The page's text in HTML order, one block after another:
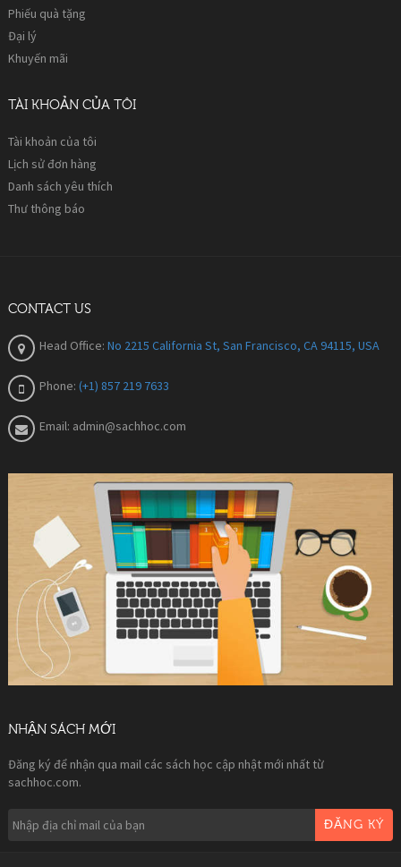
Phiếu quà tặng
Đại lý
Khuyến mãi
TÀI KHOẢN CỦA TÔI
Tài khoản của tôi
Lịch sử đơn hàng
Danh sách yêu thích
Thư thông báo
CONTACT US
Head Office: No 2215 California St, San Francisco, CA 94115, USA
Phone: (+1) 857 219 7633
Email: admin@sachhoc.com
NHẬN SÁCH MỚI
Đăng ký để nhận qua mail các sách học cập nhật mới nhất từ
sachhoc.com.
ĐĂNG KÝ